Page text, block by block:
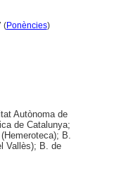
(Ponències)
Autònoma de
de Catalunya;
B.
Vallès); B. de